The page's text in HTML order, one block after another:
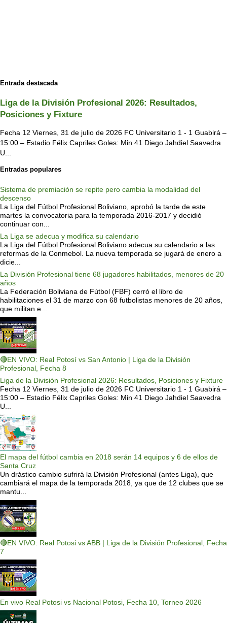
Entrada destacada
Liga de la División Profesional 2026: Resultados,
Posiciones y Fixture
Fecha 12 Viernes, 31 de julio de 2026 FC Universitario 1 - 1 Guabirá –
15:00 – Estadio Félix Capriles Goles: Min 41 Diego Jahdiel Saavedra
U...
Entradas populares
Sistema de premiación se repite pero cambia la modalidad del
descenso
La Liga del Fútbol Profesional Boliviano, aprobó la tarde de este
martes la convocatoria para la temporada 2016-2017 y decidió
continuar con...
La Liga se adecua y modifica su calendario
La Liga del Fútbol Profesional Boliviano adecua su calendario a las
reformas de la Conmebol. La nueva temporada se jugará de enero a
dicie...
La División Profesional tiene 68 jugadores habilitados, menores de 20
años
La Federación Boliviana de Fútbol (FBF) cerró el libro de
habilitaciones el 31 de marzo con 68 futbolistas menores de 20 años,
que militan e...
🔴EN VIVO: Real Potosí vs San Antonio | Liga de la División
Profesional, Fecha 8
Liga de la División Profesional 2026: Resultados, Posiciones y Fixture
Fecha 12 Viernes, 31 de julio de 2026 FC Universitario 1 - 1 Guabirá –
15:00 – Estadio Félix Capriles Goles: Min 41 Diego Jahdiel Saavedra
U...
El mapa del fútbol cambia en 2018 serán 14 equipos y 6 de ellos de
Santa Cruz
Un drástico cambio sufrirá la División Profesional (antes Liga), que
cambiará el mapa de la temporada 2018, ya que de 12 clubes que se
mantu...
🔴EN VIVO: Real Potosi vs ABB | Liga de la División Profesional, Fecha
7
En vivo Real Potosi vs Nacional Potosi, Fecha 10, Torneo 2026